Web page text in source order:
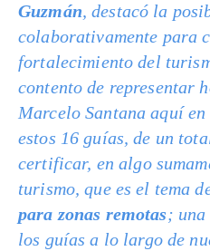
Guzmán, destacó la
colaborativamente para
fortalecimiento del
contento de representar
Marcelo Santana aquí
estos 16 guías, de un
certificar, en algo
turismo, que es el tema
para zonas remotas; una
los guías a lo largo de